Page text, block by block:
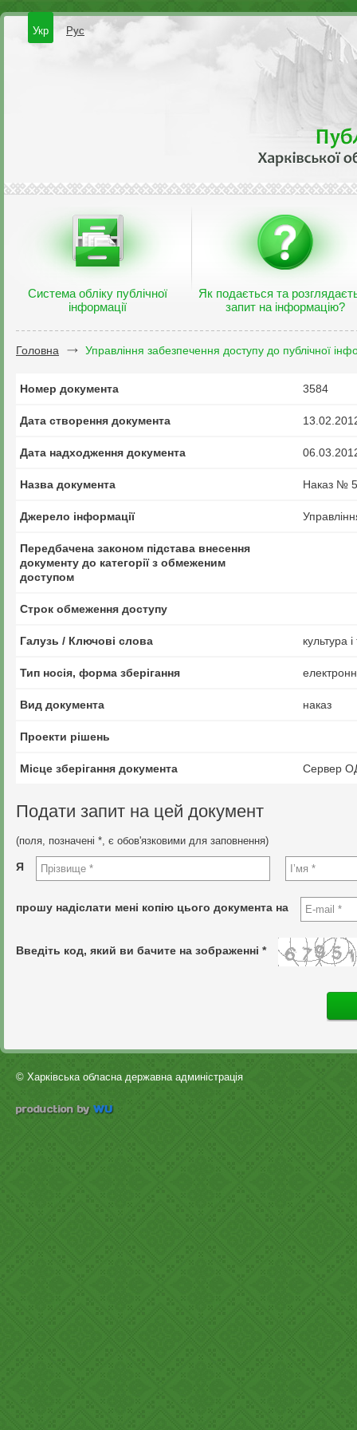
Укр Рус
Система обліку публічної
інформації
Як подається та
запит на інформацію?
Головна Управління забезпечення доступу до публічної
Номер документа 3584
Дата створення документа
Дата надходження документа
Назва документа Наказ №
Джерело інформації
Передбачена законом підстава внесення
документу до категорії з обмеженим
доступом
Строк обмеження доступу
Галузь / Ключові слова культура
Тип носія, форма зберігання
Вид документа наказ
Проекти рішень
Місце зберігання документа Сервер
Подати запит на цей документ
(поля, позначені *, є обов'язковими для заповнення)
Я
прошу надіслати мені копію цього документа на
Введіть код, який ви бачите на зображенні *
© Харківська обласна державна админістрація